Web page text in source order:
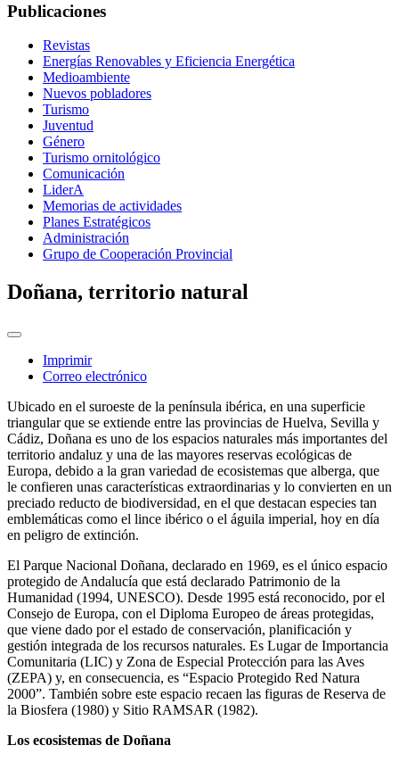
Publicaciones
Revistas
Energías Renovables y Eficiencia Energética
Medioambiente
Nuevos pobladores
Turismo
Juventud
Género
Turismo ornitológico
Comunicación
LiderA
Memorias de actividades
Planes Estratégicos
Administración
Grupo de Cooperación Provincial
Doñana, territorio natural
Imprimir
Correo electrónico
Ubicado en el suroeste de la península ibérica, en una superficie
triangular que se extiende entre las provincias de Huelva, Sevilla y
Cádiz, Doñana es uno de los espacios naturales más importantes del
territorio andaluz y una de las mayores reservas ecológicas de
Europa, debido a la gran variedad de ecosistemas que alberga, que
le confieren unas características extraordinarias y lo convierten en un
preciado reducto de biodiversidad, en el que destacan especies tan
emblemáticas como el lince ibérico o el águila imperial, hoy en día
en peligro de extinción.
El Parque Nacional Doñana, declarado en 1969, es el único espacio
protegido de Andalucía que está declarado Patrimonio de la
Humanidad (1994, UNESCO). Desde 1995 está reconocido, por el
Consejo de Europa, con el Diploma Europeo de áreas protegidas,
que viene dado por el estado de conservación, planificación y
gestión integrada de los recursos naturales. Es Lugar de Importancia
Comunitaria (LIC) y Zona de Especial Protección para las Aves
(ZEPA) y, en consecuencia, es “Espacio Protegido Red Natura
2000”. También sobre este espacio recaen las figuras de Reserva de
la Biosfera (1980) y Sitio RAMSAR (1982).
Los ecosistemas de Doñana